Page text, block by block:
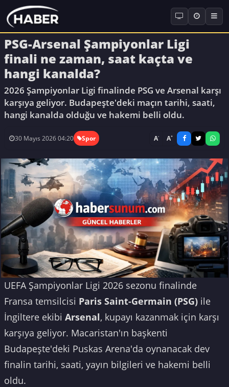
PSG-Arsenal Şampiyonlar Ligi
finali ne zaman, saat kaçta ve
hangi kanalda?
2026 Şampiyonlar Ligi finalinde PSG ve Arsenal karşı
karşıya geliyor. Budapeşte'deki maçın tarihi, saati,
hangi kanalda olduğu ve hakemi belli oldu.
30 Mayıs 2026 04:20 Spor A- A+
UEFA Şampiyonlar Ligi 2026 sezonu finalinde
Fransa temsilcisi Paris Saint-Germain (PSG) ile
İngiltere ekibi Arsenal, kupayı kazanmak için karşı
karşıya geliyor. Macaristan'ın başkenti
Budapeşte'deki Puskas Arena'da oynanacak dev
finalin tarihi, saati, yayın bilgileri ve hakemi belli
oldu.